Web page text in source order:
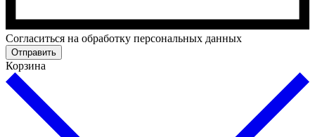
Cогласиться на обработку персональных данных
Отправить
Корзина